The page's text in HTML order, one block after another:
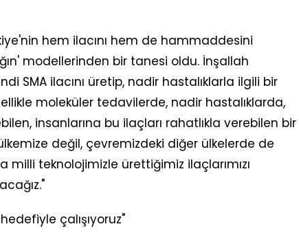
hem ilacını hem de hammaddesini
modellerinden bir tanesi oldu. İnşallah
SMA ilacını üretip, nadir hastalıklarla ilgili bir
moleküler tedavilerde, nadir hastalıklarda,
insanlarına bu ilaçları rahatlıkla verebilen bir
değil, çevremizdeki diğer ülkelerde de
teknolojimizle ürettiğimiz ilaçlarımızı
çalışıyoruz"